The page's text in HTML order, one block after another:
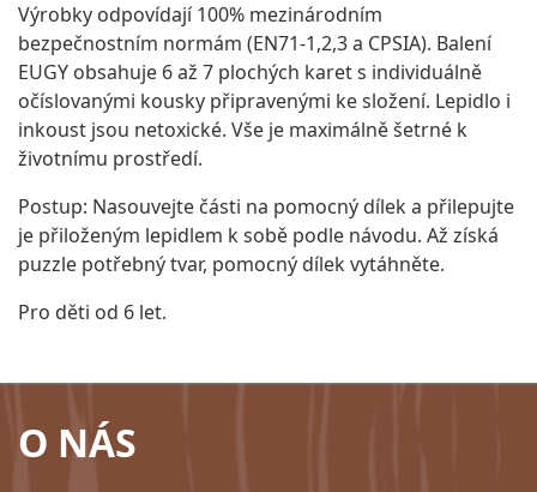
Výrobky odpovídají 100% mezinárodním
bezpečnostním normám (EN71-1,2,3 a CPSIA). Balení
EUGY obsahuje 6 až 7 plochých karet s individuálně
očíslovanými kousky připravenými ke složení. Lepidlo i
inkoust jsou netoxické. Vše je maximálně šetrné k
životnímu prostředí.
Postup: Nasouvejte části na pomocný dílek a přilepujte
je přiloženým lepidlem k sobě podle návodu. Až získá
puzzle potřebný tvar, pomocný dílek vytáhněte.
Pro děti od 6 let.
O NÁS